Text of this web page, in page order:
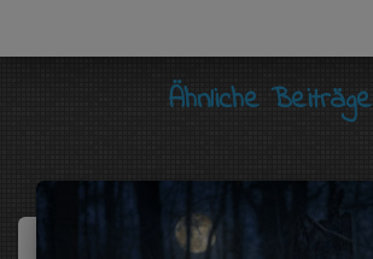
Ähnliche Beiträge